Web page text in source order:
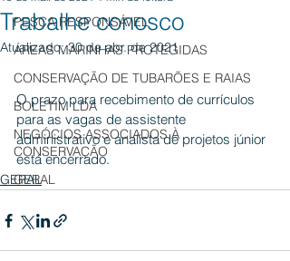
PESCA RESPONSÁVEL
ÁREAS MARINHAS PROTEGIDAS
CONSERVAÇÃO DE TUBARÕES E RAIAS
BOLETIM LDA
NEGÓCIOS ASSOCIADOS À
CONSERVAÇÃO
GERAL
Trabalhe conosco
Atualizado:30 de abr. de 2021
O prazo para recebimento de currículos
para as vagas de assistente
administrativo e analista de projetos júnior
está encerrado.
GERAL